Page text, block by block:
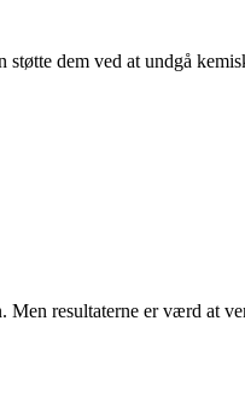
dem ved at undgå
resultaterne er værd at